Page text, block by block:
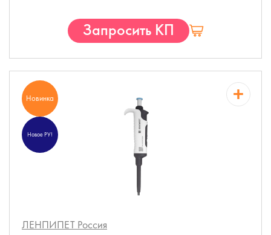
Запросить КП
Новинка
Новое РУ!
ЛЕНПИПЕТ Россия